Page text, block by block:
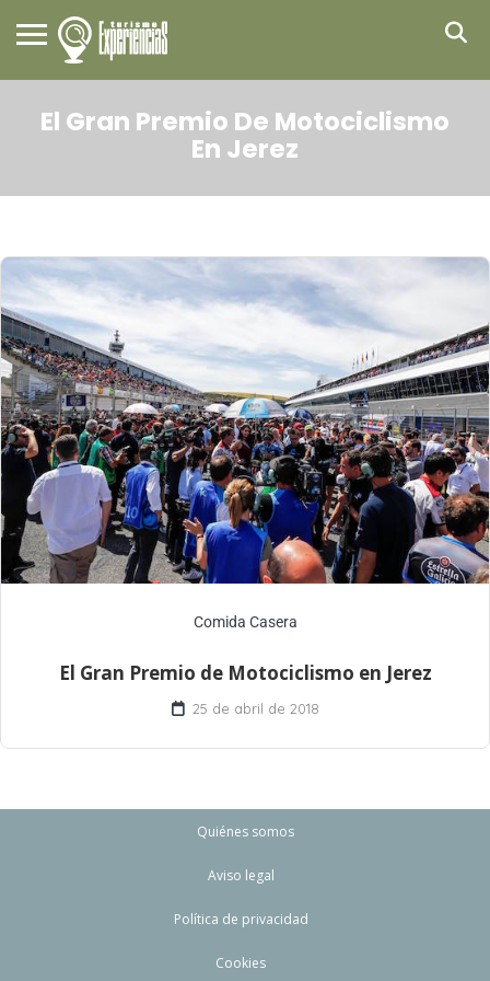
El Gran Premio De Motociclismo
En Jerez
Comida Casera
El Gran Premio de Motociclismo en Jerez
25 de abril de 2018
Quiénes somos
Aviso legal
Política de privacidad
Cookies